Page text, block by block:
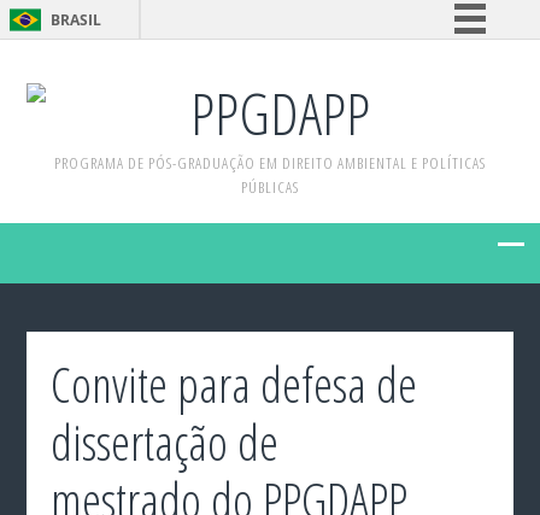
BRASIL
Comunica BR
Participe
Acesso à informação
PPGDAPP
PROGRAMA DE PÓS-GRADUAÇÃO EM DIREITO AMBIENTAL E POLÍTICAS
PÚBLICAS
Convite para defesa de
dissertação de
mestrado do PPGDAPP